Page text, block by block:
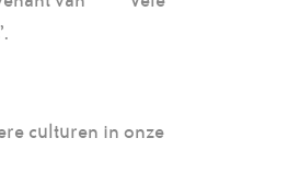
culturen in onze